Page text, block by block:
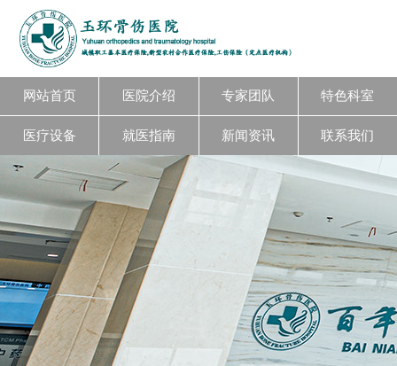
网站首页 医院介绍 专家团队 特色科室
医疗设备 就医指南 新闻资讯 联系我们